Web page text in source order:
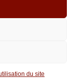
du site